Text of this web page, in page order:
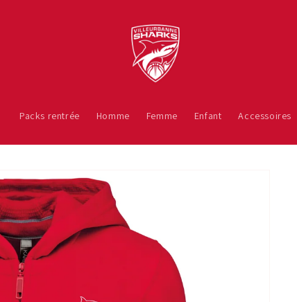
Packs rentrée Homme Femme Enfant Accessoires